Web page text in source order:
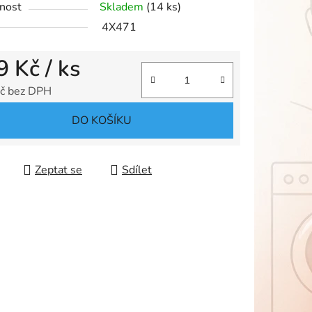
Skladem (14 ks)
4X471
Kč/ ks
bez DPH
DO KOŠÍKU
Zeptat se Sdílet